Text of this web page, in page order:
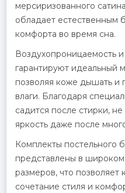
мерсиризованного
обладает естественным
комфорта во время сна.
Воздухопроницаемость и
гарантируют идеальный
позволяя коже дышать и
влаги. Благодаря
садится после стирки,
яркость даже после
Комплекты постельного
представлены в
размеров, что
сочетание стиля и